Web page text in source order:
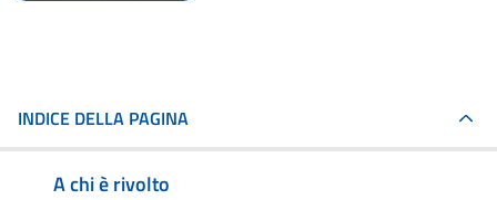
INDICE DELLA PAGINA
A chi è rivolto